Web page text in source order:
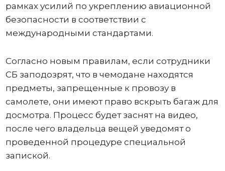
рамках усилий по укреплению авиационной
безопасности в соответствии с
международными стандартами.
Согласно новым правилам, если сотрудники
СБ заподозрят, что в чемодане ​​находятся
предметы, запрещенные к провозу в
самолете, они имеют право вскрыть багаж для
досмотра. Процесс будет заснят на видео,
после чего владельца вещей уведомят о
проведенной процедуре специальной
запиской.